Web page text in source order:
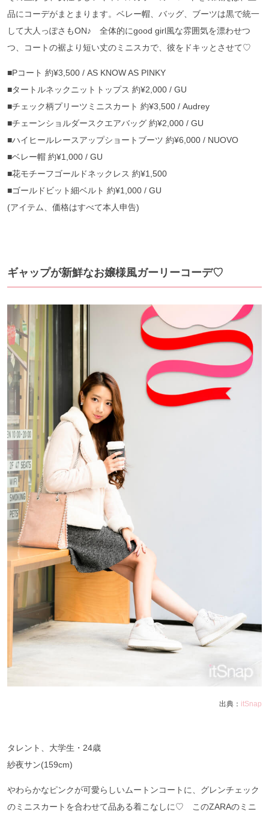
品にコーデがまとまります。ベレー帽、バッグ、ブーツは黒で統一
して大人っぽさもON♪ 全体的にgood girl風な雰囲気を漂わせつ
つ、コートの裾より短い丈のミニスカで、彼をドキッとさせて♡
■Pコート 約¥3,500 / AS KNOW AS PINKY
■タートルネックニットトップス 約¥2,000 / GU
■チェック柄プリーツミニスカート 約¥3,500 / Audrey
■チェーンショルダースクエアバッグ 約¥2,000 / GU
■ハイヒールレースアップショートブーツ 約¥6,000 / NUOVO
■ベレー帽 約¥1,000 / GU
■花モチーフゴールドネックレス 約¥1,500
■ゴールドビット細ベルト 約¥1,000 / GU
(アイテム、価格はすべて本人申告)
ギャップが新鮮なお嬢様風ガーリーコーデ♡
出典： itSnap
タレント、大学生・24歳
紗夜サン(159cm)
やわらかなピンクが可愛らしいムートンコートに、グレンチェック
のミニスカートを合わせて品ある着こなしに♡ このZARAのミニ